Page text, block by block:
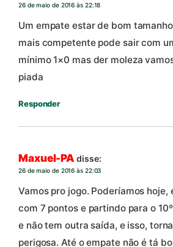
26 de maio de 2016 às 22:18
Um empate estar de bom
mais competente pode sair com
mínimo 1×0 mas der moleza
piada
Responder
Maxuel-PA disse:
26 de maio de 2016 às 22:03
Vamos pro jogo. Poderíamos hoje,
com 7 pontos e partindo para o
e não tem outra saída, e isso,
perigosa. Até o empate não é tá